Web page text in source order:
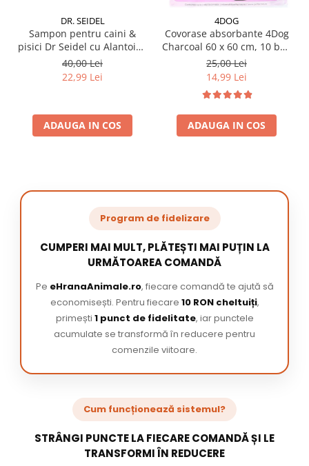
DR. SEIDEL
Sampon pentru caini &
pisici Dr Seidel cu Alantoina
220 ml
40,00 Lei
22,99 Lei
ADAUGA IN COS
4DOG
Covorase absorbante 4Dog
Charcoal 60 x 60 cm, 10 buc
/ pachet
25,00 Lei
14,99 Lei
ADAUGA IN COS
Program de fidelizare
CUMPERI MAI MULT, PLĂTEȘTI MAI PUȚIN LA
URMĂTOAREA COMANDĂ
Pe eHranaAnimale.ro, fiecare comandă te ajută să
economisești. Pentru fiecare 10 RON cheltuiți,
primești 1 punct de fidelitate, iar punctele
acumulate se transformă în reducere pentru
comenzile viitoare.
Cum funcționează sistemul?
STRÂNGI PUNCTE LA FIECARE COMANDĂ ȘI LE
TRANSFORMI ÎN REDUCERE